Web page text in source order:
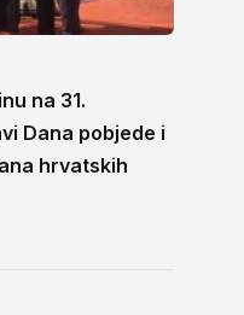
na 31.
Dana pobjede i
hrvatskih